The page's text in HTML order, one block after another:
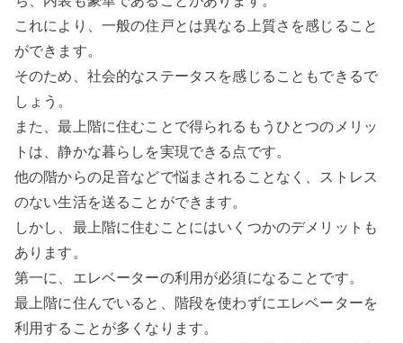
これにより、一般の住戸とは異なる上質さを感じること
ができます。
そのため、社会的なステータスを感じることもできるで
しょう。
また、最上階に住むことで得られるもうひとつのメリッ
トは、静かな暮らしを実現できる点です。
他の階からの足音などで悩まされることなく、ストレス
のない生活を送ることができます。
しかし、最上階に住むことにはいくつかのデメリットも
あります。
第一に、エレベーターの利用が必須になることです。
最上階に住んでいると、階段を使わずにエレベーターを
利用することが多くなります。